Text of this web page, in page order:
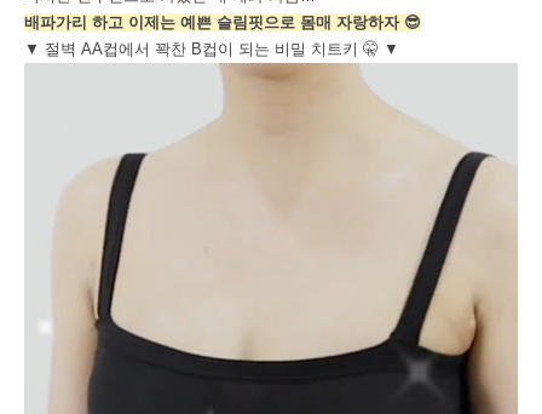
배파가리 하고 이제는 예쁜 슬림핏으로 몸매 자랑하자 😎
▼ 절벽 AA컵에서 꽉찬 B컵이 되는 비밀 치트키 🤫 ▼